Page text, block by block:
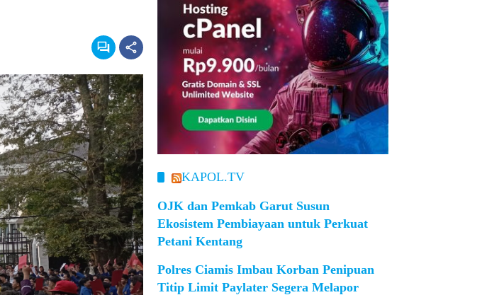
KAPOL.TV
OJK dan Pemkab Garut Susun
Ekosistem Pembiayaan untuk Perkuat
Petani Kentang
Polres Ciamis Imbau Korban Penipuan
Titip Limit Paylater Segera Melapor